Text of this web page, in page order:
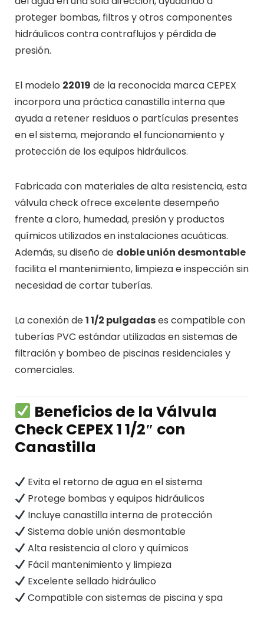
proteger bombas, filtros y otros componentes
hidráulicos contra contraflujos y pérdida de
presión.
El modelo 22019 de la reconocida marca CEPEX
incorpora una práctica canastilla interna que
ayuda a retener residuos o partículas presentes
en el sistema, mejorando el funcionamiento y
protección de los equipos hidráulicos.
Fabricada con materiales de alta resistencia, esta
válvula check ofrece excelente desempeño
frente a cloro, humedad, presión y productos
químicos utilizados en instalaciones acuáticas.
Además, su diseño de doble unión desmontable
facilita el mantenimiento, limpieza e inspección sin
necesidad de cortar tuberías.
La conexión de1 1/2 pulgadases compatible con
tuberías PVC estándar utilizadas en sistemas de
filtración y bombeo de piscinas residenciales y
comerciales.
Beneficios de la Válvula
Check CEPEX 1 1/2″ con
Canastilla
Evita el retorno de agua en el sistema
Protege bombas y equipos hidráulicos
Incluye canastilla interna de protección
Sistema doble unión desmontable
Alta resistencia al cloro y químicos
Fácil mantenimiento y limpieza
Excelente sellado hidráulico
Compatible con sistemas de piscina y spa